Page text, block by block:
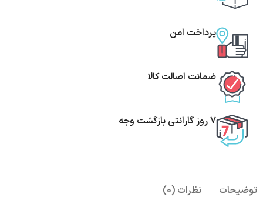
پرداخت امن
ضمانت اصالت کالا
7 روز گارانتی بازگشت وجه
توضیحات نظرات (0)